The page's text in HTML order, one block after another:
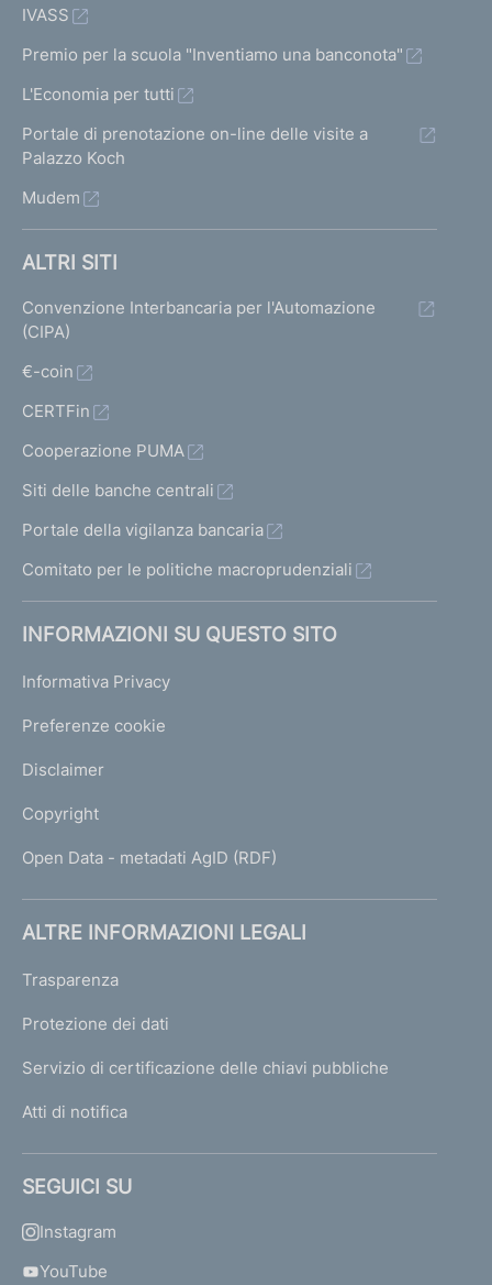
IVASS
Premio per la scuola "Inventiamo una banconota"
L'Economia per tutti
Portale di prenotazione on-line delle visite a
Palazzo Koch
Mudem
ALTRI SITI
Convenzione Interbancaria per l'Automazione
(CIPA)
€-coin
CERTFin
Cooperazione PUMA
Siti delle banche centrali
Portale della vigilanza bancaria
Comitato per le politiche macroprudenziali
INFORMAZIONI SU QUESTO SITO
Informativa Privacy
Preferenze cookie
Disclaimer
Copyright
Open Data - metadati AgID (RDF)
ALTRE INFORMAZIONI LEGALI
Trasparenza
Protezione dei dati
Servizio di certificazione delle chiavi pubbliche
Atti di notifica
SEGUICI SU
Instagram
YouTube